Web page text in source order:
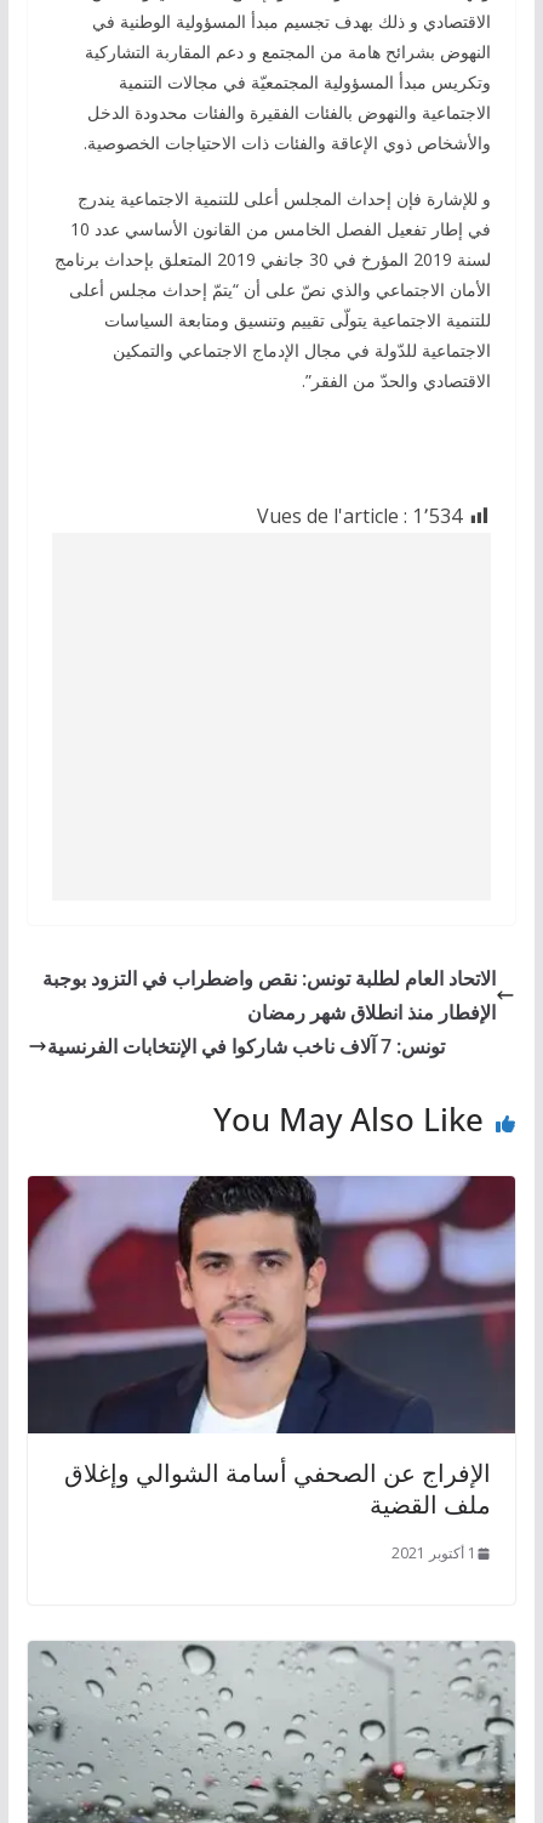
الاقتصادي و ذلك بهدف تجسيم مبدأ المسؤولية الوطنية في
النهوض بشرائح هامة من المجتمع و دعم المقاربة التشاركية
وتكريس مبدأ المسؤولية المجتمعيّة في مجالات التنمية
الاجتماعية والنهوض بالفئات الفقيرة والفئات محدودة الدخل
والأشخاص ذوي الإعاقة والفئات ذات الاحتياجات الخصوصية.
و للإشارة فإن إحداث المجلس أعلى للتنمية الاجتماعية يندرج
في إطار تفعيل الفصل الخامس من القانون الأساسي عدد 10
لسنة 2019 المؤرخ في 30 جانفي 2019 المتعلق بإحداث برنامج
الأمان الاجتماعي والذي نصّ على أن “يتمّ إحداث مجلس أعلى
للتنمية الاجتماعية يتولّى تقييم وتنسيق ومتابعة السياسات
الاجتماعية للدّولة في مجال الإدماج الاجتماعي والتمكين
الاقتصادي والحدّ من الفقر”.
Vues de l'article : 1٬534
الاتحاد العام لطلبة تونس: نقص واضطراب في التزود بوجبة
الإفطار منذ انطلاق شهر رمضان
تونس: 7 آلاف ناخب شاركوا في الإنتخابات الفرنسية
You May Also Like
الإفراج عن الصحفي أسامة الشوالي وإغلاق
ملف القضية
1 أكتوبر 2021